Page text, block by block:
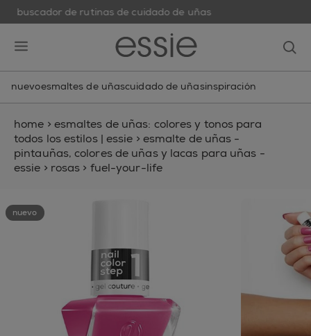
buscador de rutinas de cuidado de uñas
nuevoesmaltes de uñascuidado de uñasinspiración
home > esmaltes de uñas: colores y tonos para
todos los estilos | essie > esmalte de uñas -
pintauñas, colores de uñas y lacas para uñas -
essie > rosas > fuel-your-life
nuevo